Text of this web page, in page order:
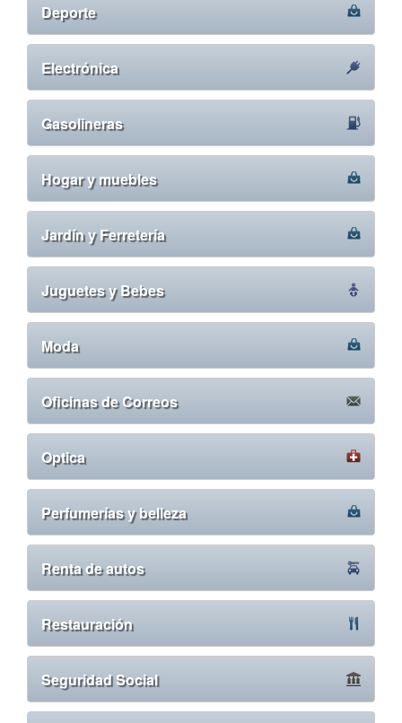
Deporte
Electrónica
Gasolineras
Hogar y muebles
Jardín y Ferretería
Juguetes y Bebes
Moda
Oficinas de Correos
Optica
Perfumerías y belleza
Renta de autos
Restauración
Seguridad Social